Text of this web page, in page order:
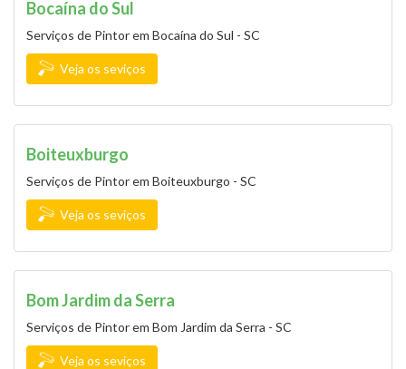
Bocaína do Sul
Serviços de Pintor em Bocaína do Sul - SC
Veja os seviços
Boiteuxburgo
Serviços de Pintor em Boiteuxburgo - SC
Veja os seviços
Bom Jardim da Serra
Serviços de Pintor em Bom Jardim da Serra - SC
Veja os seviços